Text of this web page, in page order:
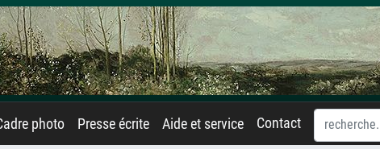
photo Presse écrite Aide et service Contact